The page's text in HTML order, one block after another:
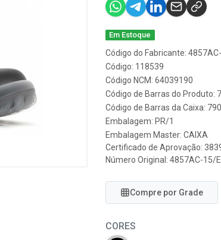
Em Estoque
Código do Fabricante:
Código: 118539
Código NCM: 64039190
Código de Barras do Produto:
Código de Barras da Caixa:
Embalagem: PR/1
Embalagem Master: CAIXA
Certificado de Aprovação:
Número Original: 4857AC-15/
Compre por Grade
CORES